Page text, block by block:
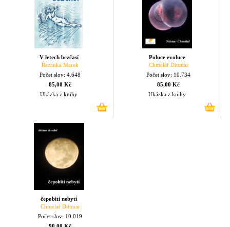
V letech bezčasí
Řezanka Marek
Počet slov: 4.648
85,00 Kč
Ukázka z knihy
Poluce evoluce
Chmelař Dittmar
Počet slov: 10.734
85,00 Kč
Ukázka z knihy
čepobití nebytí
Chmelař Dittmar
Počet slov: 10.019